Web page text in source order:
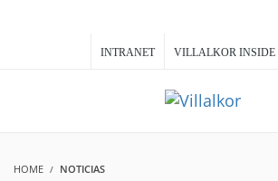
INTRANET VILLALKOR INSIDE
HOME NOTICIAS